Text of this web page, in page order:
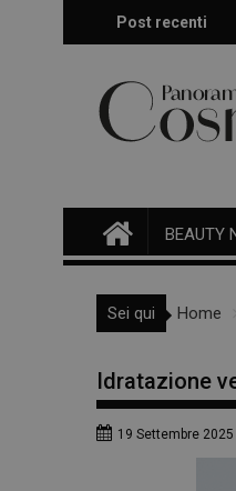
Post recenti
BEAUTY
Sei qui Home
Idratazione
19 Settembre 2025